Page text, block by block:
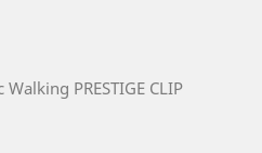
PRESTIGE CLIP